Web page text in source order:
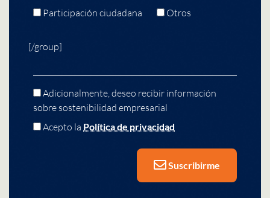
Participación ciudadana
Otros
[/group]
Adicionalmente, deseo recibir información
sobre sostenibilidad empresarial
Acepto la Política de privacidad
Suscribirme